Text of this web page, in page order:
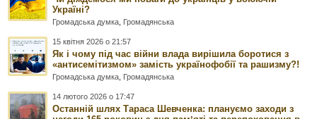
Україні?
Громадська думка Громадянська
15 квітня 2026 о 21:57
Як і чому під час війни влада вирішила боротися з
«антисемітизмом» замість українофобії та рашизму?!
Громадська думка Громадянська
14 лютого 2026 о 17:47
Останній шлях Тараса Шевченка: плануємо заходи з